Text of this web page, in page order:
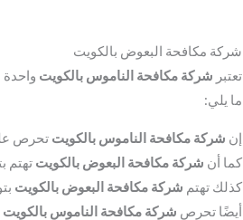
شركة مكافحة البعوض بالكويت
تعتبر شركة مكافحة الناموس بالكويت
ما يلي:
إن شركة مكافحة الناموس بالكويت تحرص
كما أن شركة مكافحة البعوض بالكويت تهتم
كذلك تهتم شركة مكافحة البعوض بالكويت
أيضًا تحرص شركة مكافحة الناموس بالكويت